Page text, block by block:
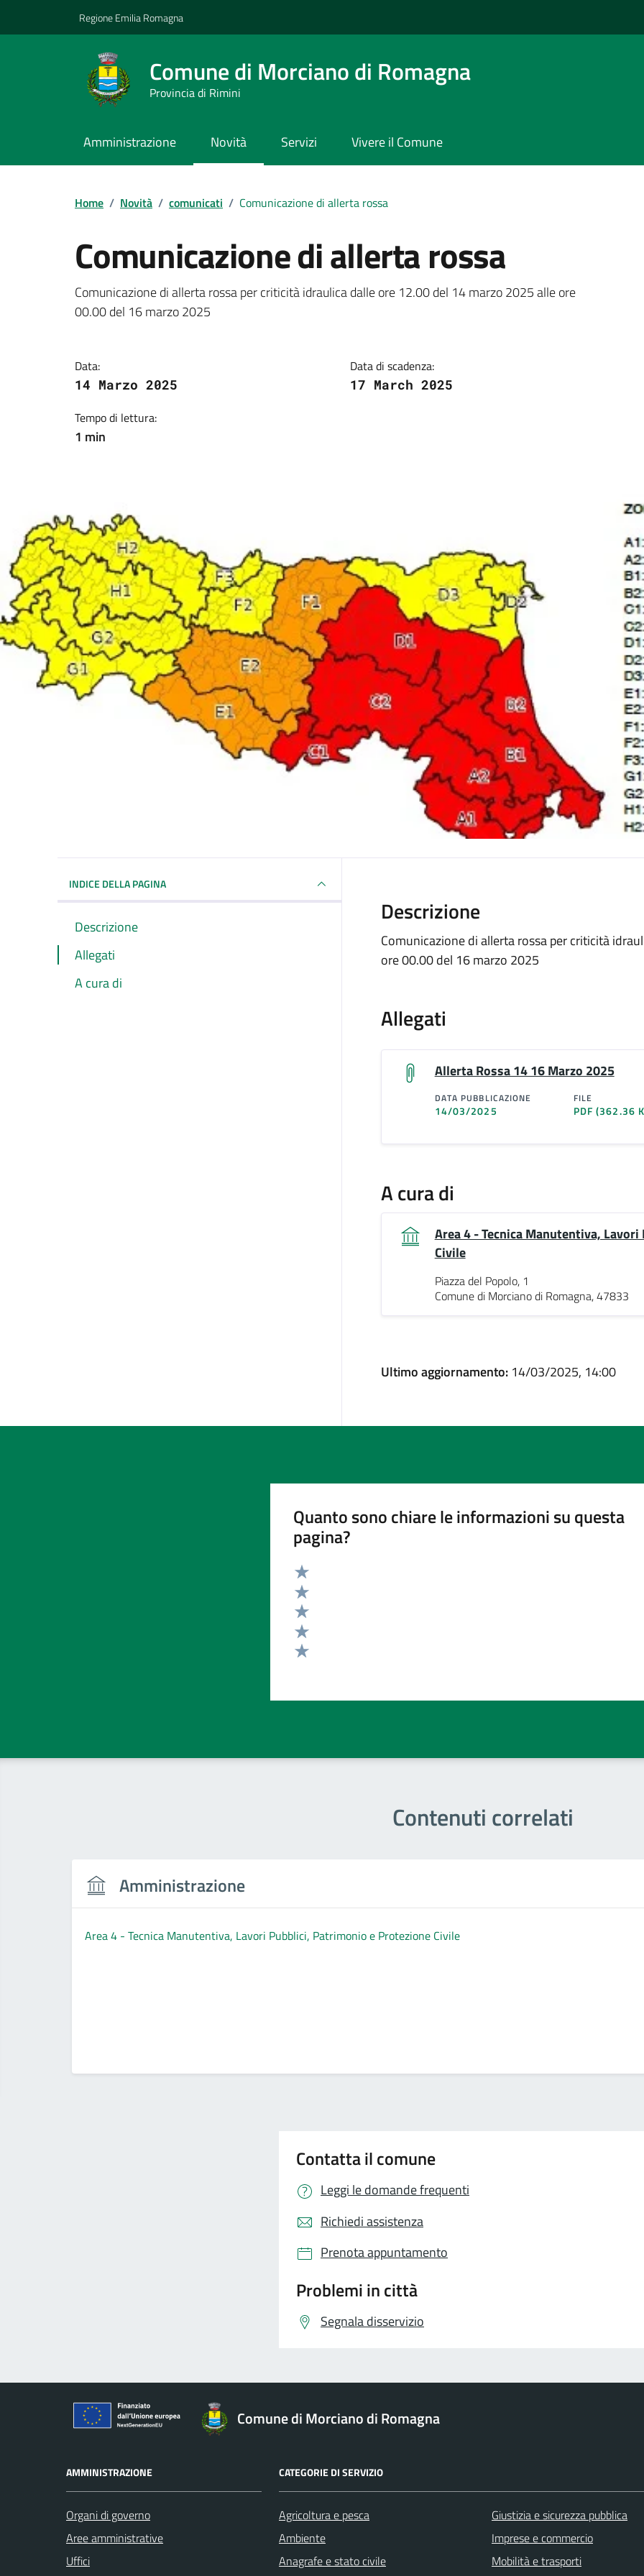
Regione Emilia Romagna
Comune di Morciano di Romagna
Provincia di Rimini
Amministrazione Novità Servizi Vivere il Comune
Home / Novità / comunicati / Comunicazione di allerta rossa
Comunicazione di allerta rossa
Dettagli della notizia
Comunicazione di allerta rossa per criticità idraulica dalle ore 12.00 del 14 marzo 2025 alle ore
00.00 del 16 marzo 2025
Data:
14 Marzo 2025
Data di scadenza:
17 March 2025
Tempo di lettura:
1 min
INDICE DELLA PAGINA
Descrizione
Allegati
A cura di
Descrizione
Comunicazione di allerta rossa per criticità
ore 00.00 del 16 marzo 2025
Allegati
Allerta Rossa 14 16 Marzo 2025
DATA PUBBLICAZIONE
14/03/2025
FILE
PDF(362.36
A cura di
Area 4 - Tecnica Manutentiva,
Civile
Piazza del Popolo, 1
Comune di Morciano di Romagna, 47833
Ultimo aggiornamento: 14/03/2025, 14:00
Quanto sono chiare le informazioni su questa
pagina?
Valuta 5 stelle su 5
Valuta 4 stelle su 5
Valuta 3 stelle su 5
Valuta 2 stelle su 5
Contenuti correlati
Amministrazione
Area 4 - Tecnica Manutentiva, Lavori Pubblici, Patrimonio e Protezione Civile
Contatta il comune
Leggi le domande frequenti
Richiedi assistenza
Prenota appuntamento
Problemi in città
Segnala disservizio
Comune di Morciano di Romagna
AMMINISTRAZIONE
Organi di governo
Aree amministrative
Uffici
CATEGORIE DI SERVIZIO
Agricoltura e pesca
Ambiente
Anagrafe e stato civile
Giustizia e sicurezza pubblica
Imprese e commercio
Mobilità e trasporti